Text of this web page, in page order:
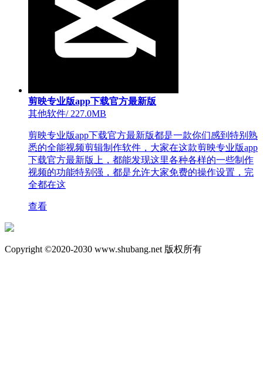
剪映专业版app下载官方最新版
其他软件/227.0MB
剪映专业版app下载官方最新版都是一款你们感到特别熟
悉的全能视频剪辑制作软件，大家在这款剪映专业版app
下载官方最新版上，都能发现这里各种各样的一些制作
视频的功能特别强，都是允许大家免费的操作设置，完
全都在这
查看
Copyright ©2020-2030 www.shubang.net 版权所有